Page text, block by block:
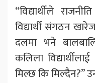
“विद्यार्थीले
विद्यार्थी संगठन
दलमा भने
कलिला
मिल्छ कि मिल्दैन?”